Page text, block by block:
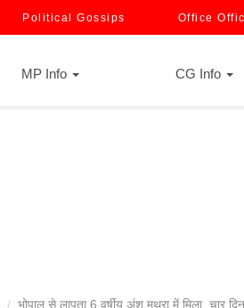
Political Gossips Office
MP Info CG Info
भोपाल से लापता 6 वर्षीय अंश मथुरा में मिला, चार